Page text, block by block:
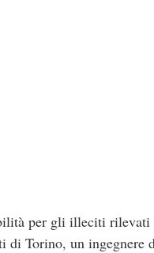
per gli illeciti rilevati
di Torino, un